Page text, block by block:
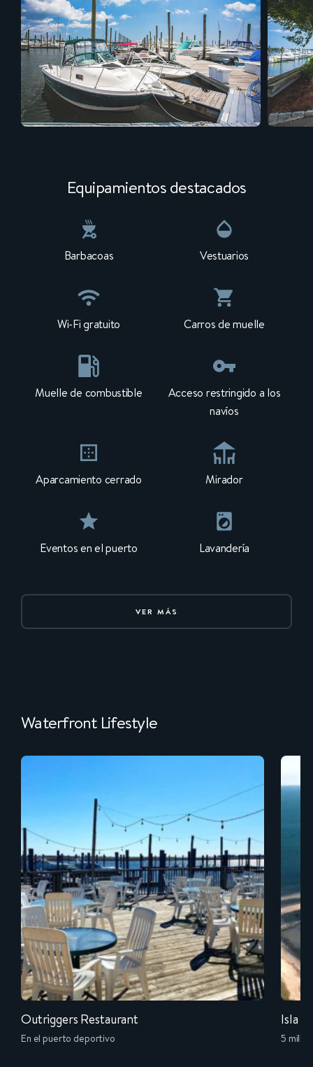
Equipamientos destacados
Barbacoas Vestuarios
Wi-Fi gratuito Carros de muelle
Muelle de combustible
Acceso restringido a los
navíos
Aparcamiento cerrado Mirador
Eventos en el puerto Lavandería
VER MÁS
Waterfront Lifestyle
Outriggers Restaurant
En el puerto deportivo
Isla
5